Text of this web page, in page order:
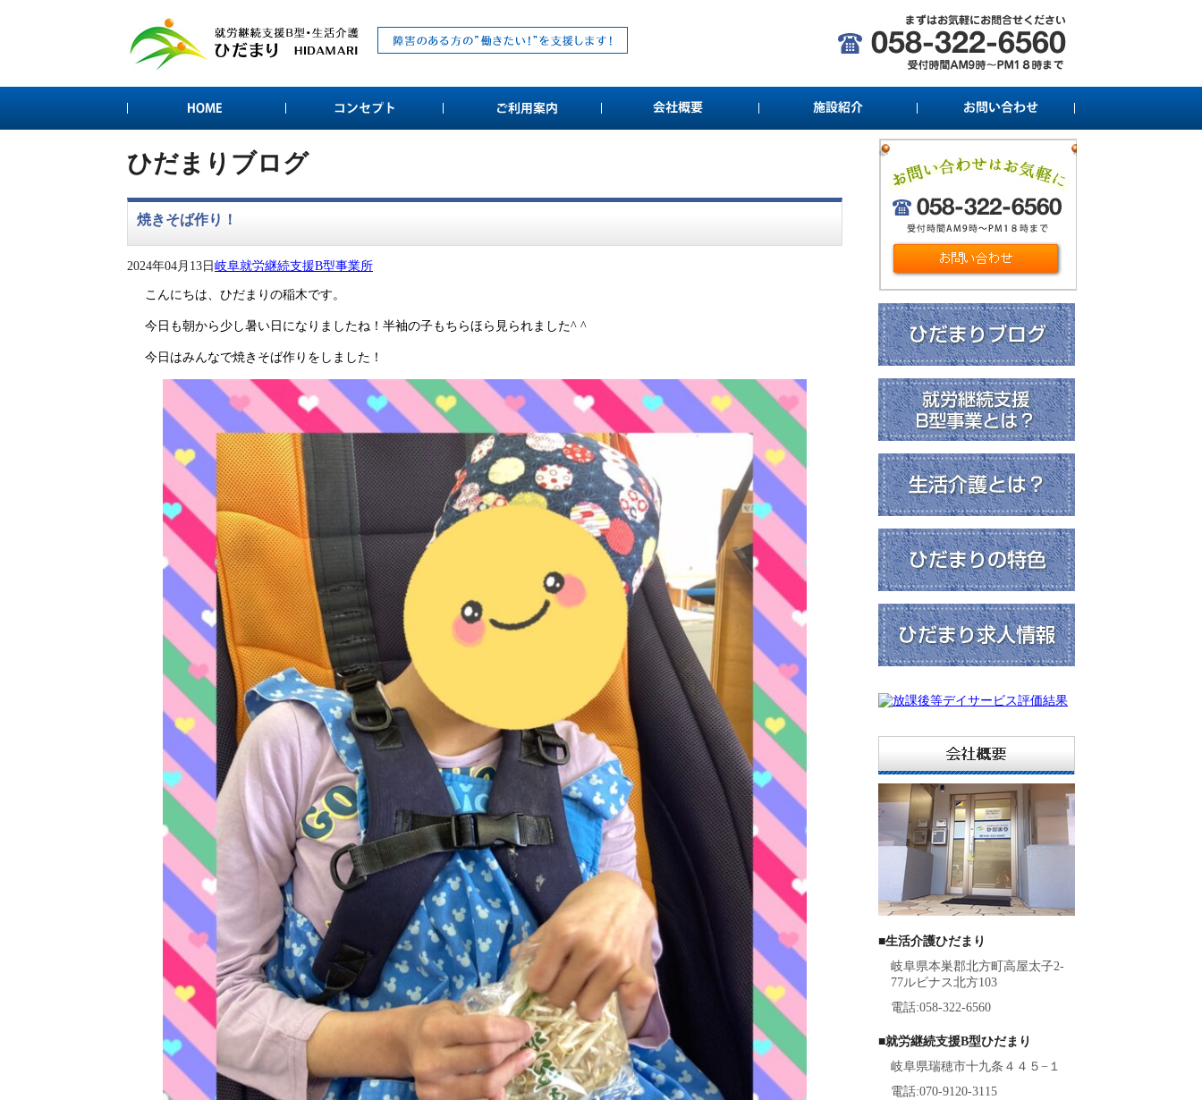
ひだまりブログ
焼きそば作り！
2024年04月13日岐阜就労継続支援B型事業所
こんにちは、ひだまりの稲木です。
今日も朝から少し暑い日になりましたね！半袖の子もちらほら見られました^ ^
今日はみんなで焼きそば作りをしました！
■生活介護ひだまり
岐阜県本巣郡北方町高屋太子2-
77ルビナス北方103
電話:058-322-6560
■就労継続支援B型ひだまり
岐阜県瑞穂市十九条４４５−１
電話:070-9120-3115